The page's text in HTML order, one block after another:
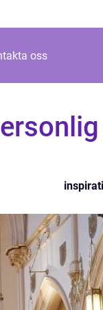
oss